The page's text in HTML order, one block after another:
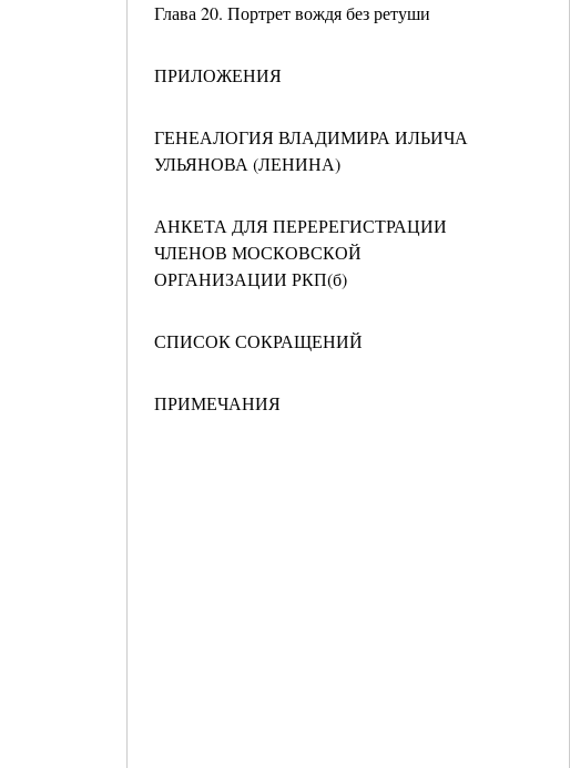
Глава 20. Портрет вождя без ретуши
ПРИЛОЖЕНИЯ
ГЕНЕАЛОГИЯ ВЛАДИМИРА ИЛЬИЧА
УЛЬЯНОВА (ЛЕНИНА)
АНКЕТА ДЛЯ ПЕРЕРЕГИСТРАЦИИ
ЧЛЕНОВ МОСКОВСКОЙ
ОРГАНИЗАЦИИ РКП(б)
СПИСОК СОКРАЩЕНИЙ
ПРИМЕЧАНИЯ